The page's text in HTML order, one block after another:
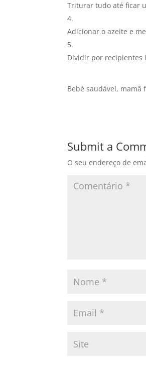
Triturar tudo até ficar
Adicionar o azeite e
Dividir por recipientes
Bebé saudável, mamã
Submit a
O seu endereço de